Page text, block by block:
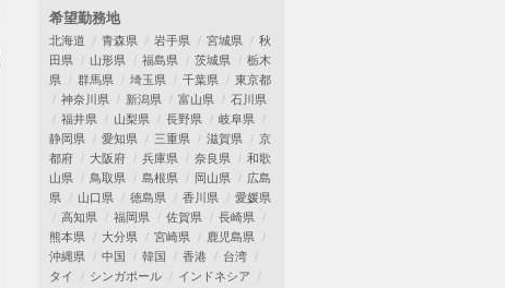
希望勤務地
北海道 青森県 岩手県 宮城県
秋
田県
山形県 福島県 茨城県
栃木
県
群馬県 埼玉県 千葉県
東京都
神奈川県
新潟県 富山県
石川県
福井県
山梨県 長野県
岐阜県
静岡県
愛知県 三重県 滋賀県
京
都府
大阪府 兵庫県 奈良県
和歌
山県
鳥取県 島根県 岡山県
広島
県
山口県 徳島県 香川県
愛媛県
高知県
福岡県 佐賀県
長崎県
熊本県
大分県 宮崎県
鹿児島県
沖縄県
中国 韓国 香港
台湾
タイ
シンガポール
インドネシア